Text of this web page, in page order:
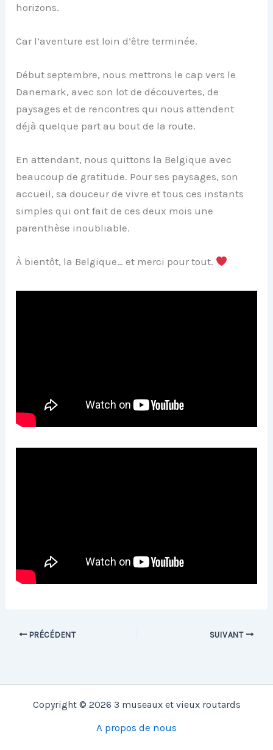
horizons.
Car l’aventure est loin d’être terminée.
Début septembre, nous mettrons le cap vers le
Danemark, avec son lot de découvertes, de
paysages et de rencontres qui nous attendent
déjà quelque part au bout de la route.
En attendant, nous quittons la Belgique avec
beaucoup de gratitude. Pour ses paysages, son
accueil, sa douceur de vivre et tous ces instants
simples qui ont fait de ces deux mois une
parenthèse inoubliable.
À bientôt, la Belgique… et merci pour tout.
PRÉCÉDENT SUIVANT
Copyright © 2026 3 museaux et vieux routards
A propos de nous